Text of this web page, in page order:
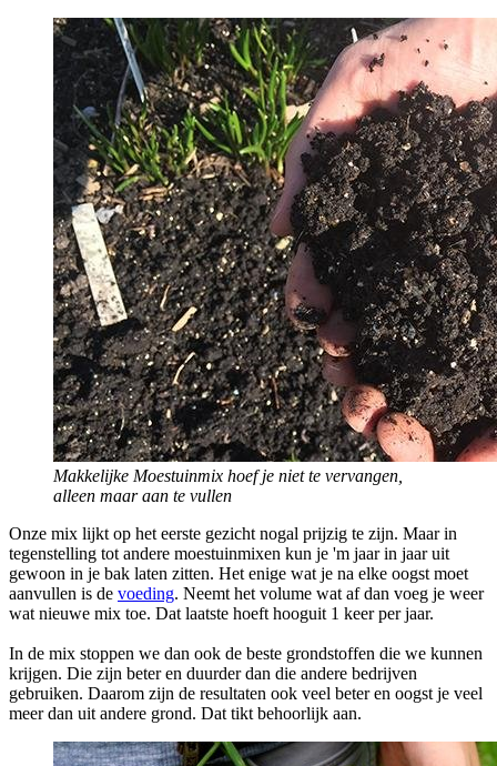
Makkelijke Moestuinmix hoef je niet te vervangen,
alleen maar aan te vullen
Onze mix lijkt op het eerste gezicht nogal prijzig te zijn. Maar in
tegenstelling tot andere moestuinmixen kun je 'm jaar in jaar uit
gewoon in je bak laten zitten. Het enige wat je na elke oogst moet
aanvullen is de voeding. Neemt het volume wat af dan voeg je weer
wat nieuwe mix toe. Dat laatste hoeft hooguit 1 keer per jaar.
In de mix stoppen we dan ook de beste grondstoffen die we kunnen
krijgen. Die zijn beter en duurder dan die andere bedrijven
gebruiken. Daarom zijn de resultaten ook veel beter en oogst je veel
meer dan uit andere grond. Dat tikt behoorlijk aan.